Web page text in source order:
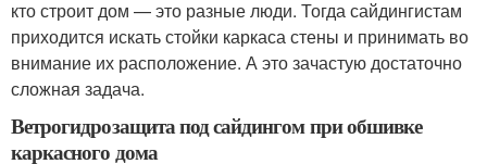
кто строит дом — это разные люди. Тогда сайдингистам
приходится искать стойки каркаса стены и принимать во
внимание их расположение. А это зачастую достаточно
сложная задача.
Ветрогидрозащита под сайдингом при обшивке
каркасного дома